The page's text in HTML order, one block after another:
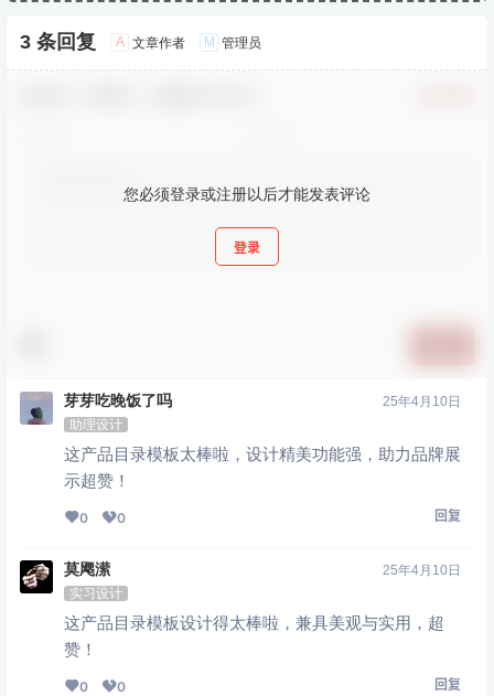
3 条回复 A 文章作者 M 管理员
您必须登录或注册以后才能发表评论
登录
芽芽吃晚饭了吗
助理设计
25年4月10日
这产品目录模板太棒啦，设计精美功能强，助力品牌展
示超赞！
0 0 回复
莫飔潆
实习设计
25年4月10日
这产品目录模板设计得太棒啦，兼具美观与实用，超
赞！
0 0 回复